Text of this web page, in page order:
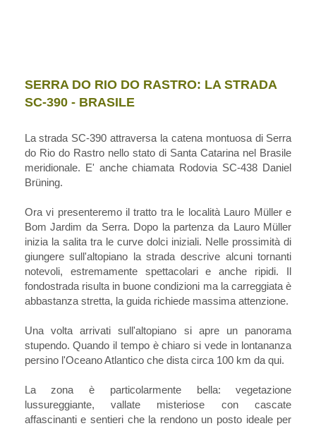
SERRA DO RIO DO RASTRO: LA STRADA
SC-390 - BRASILE
La strada SC-390 attraversa la catena montuosa di Serra
do Rio do Rastro nello stato di Santa Catarina nel Brasile
meridionale. E' anche chiamata Rodovia SC-438 Daniel
Brüning.
Ora vi presenteremo il tratto tra le località Lauro Müller e
Bom Jardim da Serra. Dopo la partenza da Lauro Müller
inizia la salita tra le curve dolci iniziali. Nelle prossimità di
giungere sull'altopiano la strada descrive alcuni tornanti
notevoli, estremamente spettacolari e anche ripidi. Il
fondostrada risulta in buone condizioni ma la carreggiata è
abbastanza stretta, la guida richiede massima attenzione.
Una volta arrivati sull'altopiano si apre un panorama
stupendo. Quando il tempo è chiaro si vede in lontananza
persino l'Oceano Atlantico che dista circa 100 km da qui.
La zona è particolarmente bella: vegetazione
lussureggiante, vallate misteriose con cascate
affascinanti e sentieri che la rendono un posto ideale per